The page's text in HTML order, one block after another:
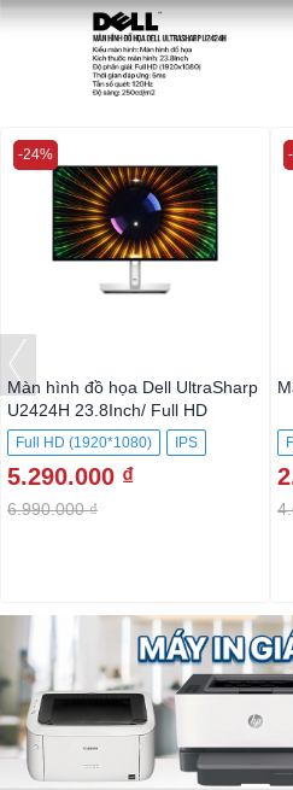
Màn hình đồ họa Dell UltraSharp
U2424H 23.8Inch/ Full HD
Full HD (1920*1080) IPS
5.290.000 ₫
6.990.000 ₫
-24%